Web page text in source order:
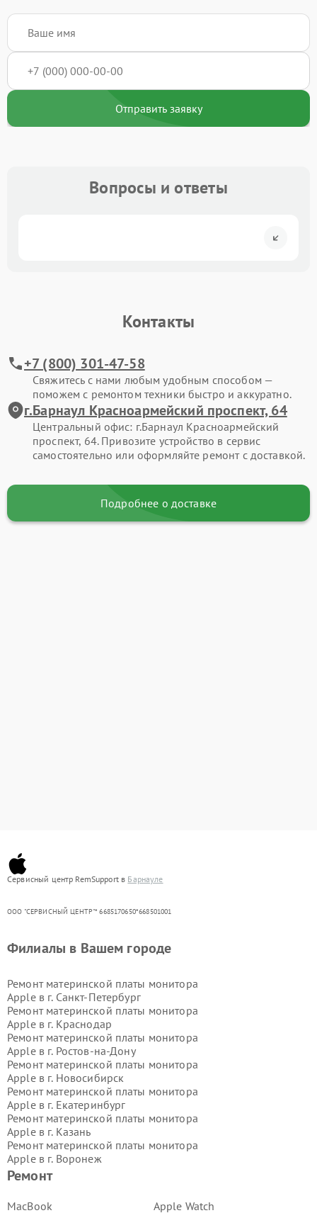
Отправить заявку
Вопросы и ответы
Контакты
+7 (800) 301-47-58
Свяжитесь с нами любым удобным способом —
поможем с ремонтом техники быстро и аккуратно.
г.Барнаул Красноармейский проспект, 64
Центральный офис: г.Барнаул Красноармейский
проспект, 64. Привозите устройство в сервис
самостоятельно или оформляйте ремонт с доставкой.
Подробнее о доставке
Сервисный центр RemSupport в Барнауле
ООО "СЕРВИСНЫЙ ЦЕНТР"* 6685170650*668501001
Ремонт
MacBook Apple Watch
Филиалы в Вашем городе
Ремонт материнской платы монитора
Apple в г. Санкт-Петербург
Ремонт материнской платы монитора
Apple в г. Краснодар
Ремонт материнской платы монитора
Apple в г. Ростов-на-Дону
Ремонт материнской платы монитора
Apple в г. Новосибирск
Ремонт материнской платы монитора
Apple в г. Екатеринбург
Ремонт материнской платы монитора
Apple в г. Казань
Ремонт материнской платы монитора
Apple в г. Воронеж
Ремонт материнской платы монитора
Ремонт материнской платы монитора